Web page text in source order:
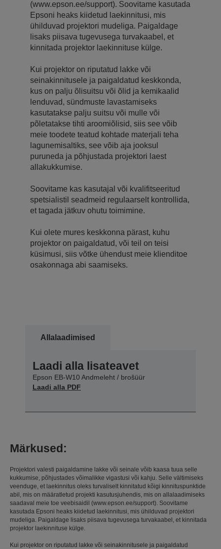
(www.epson.ee/support). Soovitame kasutada
Epsoni heaks kiidetud laekinnitusi, mis
ühilduvad projektori mudeliga. Paigaldage
lisaks piisava tugevusega turvakaabel, et
kinnitada projektor laekinnituse külge.
Kui projektor on riputatud lakke või
seinakinnitusele ja paigaldatud keskkonda,
kus on palju õlisuitsu või õlid ja kemikaalid
lenduvad, sündmuste lavastamiseks
kasutatakse palju suitsu või mulle või
põletatakse tihti aroomiõlisid, siis see võib
meie toodete teatud kohtade materjali teha
lagunemisaltiks, see võib aja jooksul
puruneda ja põhjustada projektori laest
allakukkumise.
Soovitame kas kasutajal või kvalifitseeritud
spetsialistil seadmeid regulaarselt kontrollida,
et tagada jätkuv ohutu toimimine.
Kui olete mures keskkonna pärast, kuhu
projektor on paigaldatud, või teil on teisi
küsimusi, siis võtke ühendust meie klienditoe
osakonnaga abi saamiseks.
Allalaadimised
Laadi alla lisateavet
Epson EB-W10 Andmeleht / brošüür
Laadi alla PDF
Märkused:
Projektori valesti paigaldamine lakke või seinale võib kaasa tuua selle
kukkumise, põhjustades võimalikke vigastusi või kahju. Selle vältimiseks
veenduge, et laekinnitus oleks turvaliselt kinnitatud kõigi kinnituspunktide
abil, mis on määratletud projekti kasutusjuhendis, mis on allalaadimiseks
saadaval meie toe veebisaidil (www.epson.ee/support). Soovitame
kasutada Epsoni heaks kiidetud laekinnitusi, mis ühilduvad projektori
mudeliga. Paigaldage lisaks piisava tugevusega turvakaabel, et kinnitada
projektor laekinnituse külge.
Kui projektor on riputatud lakke või seinakinnitusele ja paigaldatud